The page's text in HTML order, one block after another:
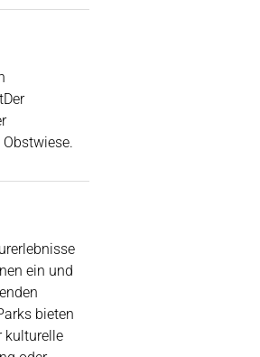
ein und
bieten
kulturelle